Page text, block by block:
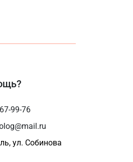
99-76
ул. Собинова